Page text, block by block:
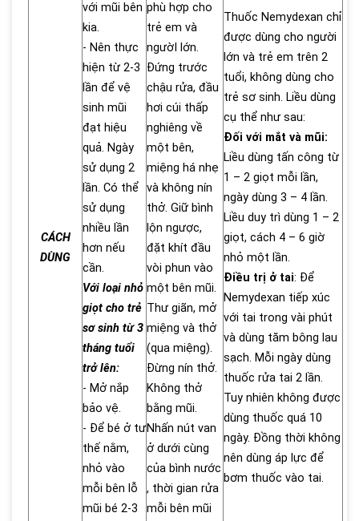
CÁCH
DÙNG
với mũi bên
kia.
- Nên thực
hiện từ 2-3
lần để vệ
sinh mũi
đạt hiệu
quả. Ngày
sử dụng 2
lần. Có thể
sử dụng
nhiều lần
hơn nếu
cần.
Với loại nhỏ
giọt cho trẻ
sơ sinh từ 3
tháng tuổi
trở lên:
- Mở nắp
bảo vệ.
- Để bé ở tư
thế nằm,
nhỏ vào
mỗi bên lỗ
mũi bé 2-3
phù hợp cho
trẻ em và
ngườI lớn.
Đứng trước
chậu rửa, đầu
hơi cúi thấp
nghiêng về
một bên,
miệng há nhẹ
và không nín
thở. Giữ bình
lộn ngược,
đặt khít đầu
vòi phun vào
một bên mũi.
Thư giãn, mở
miệng và thở
(qua miệng).
Đừng nín thở.
Không thở
bằng mũi.
Nhấn nút van
ở dưới cùng
của bình nước
, thời gian rửa
mỗi bên mũi
Thuốc Nemydexan chỉ
được dùng cho người
lớn và trẻ em trên 2
tuổi, không dùng cho
trẻ sơ sinh. Liều dùng
cụ thể như sau:
Đối với mắt và mũi:
Liều dùng tấn công từ
1 – 2 giọt mỗi lần,
ngày dùng 3 – 4 lần.
Liều duy trì dùng 1 – 2
giọt, cách 4 – 6 giờ
nhỏ một lần.
Điều trị ở tai: Để
Nemydexan tiếp xúc
với tai trong vài phút
và dùng tăm bông lau
sạch. Mỗi ngày dùng
thuốc rửa tai 2 lần.
Tuy nhiên không được
dùng thuốc quá 10
ngày. Đồng thời không
nên dùng áp lực để
bơm thuốc vào tai.